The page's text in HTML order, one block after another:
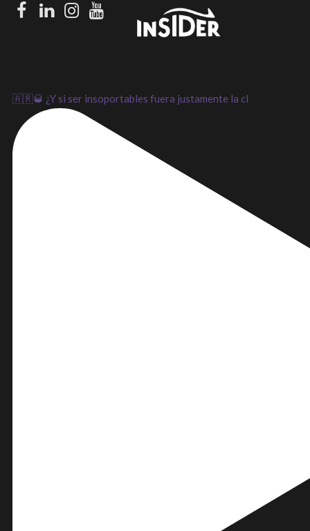
Facebook
LinkedIn
Instagram
Youtube
🇦🇷🥃 ¿Y si ser insoportables fuera justamente la cl